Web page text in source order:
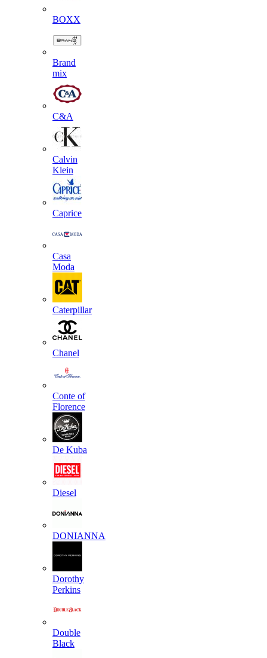
BOXX
Brand
mix
C&A
Calvin
Klein
Caprice
Casa
Moda
Caterpillar
Chanel
Conte of
Florence
De Kuba
Diesel
DONIANNA
Dorothy
Perkins
Double
Black